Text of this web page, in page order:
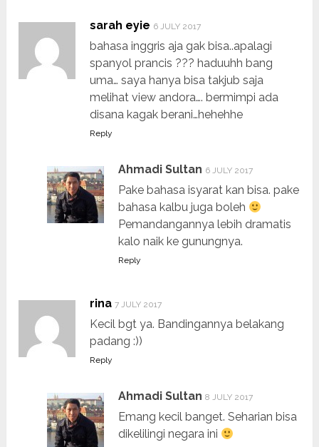
sarah eyie 6 JULY 2017
bahasa inggris aja gak bisa..apalagi
spanyol prancis ??? haduuhh bang
uma… saya hanya bisa takjub saja
melihat view andora…. bermimpi ada
disana kagak berani…hehehhe
Reply
Ahmadi Sultan 6 JULY 2017
Pake bahasa isyarat kan bisa. pake
bahasa kalbu juga boleh
Pemandangannya lebih dramatis
kalo naik ke gunungnya.
Reply
rina 7 JULY 2017
Kecil bgt ya. Bandingannya belakang
padang :))
Reply
Ahmadi Sultan 8 JULY 2017
Emang kecil banget. Seharian bisa
dikelilingi negara ini